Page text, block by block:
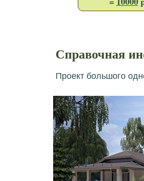
Справочная
Проект большого